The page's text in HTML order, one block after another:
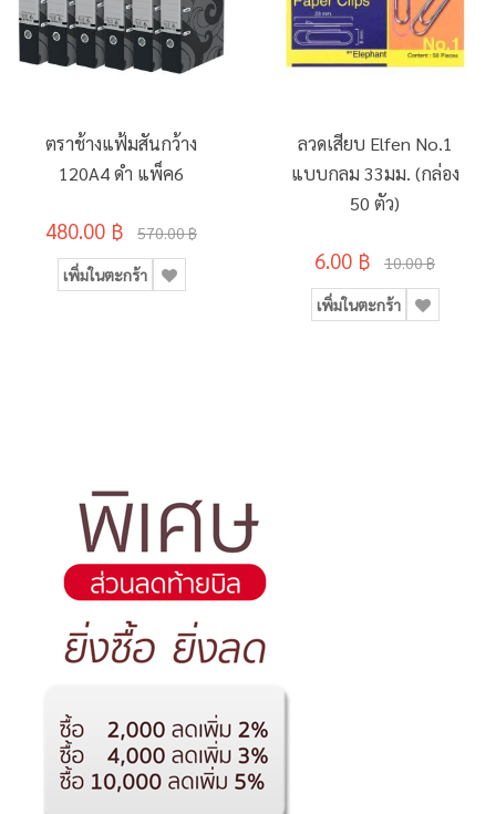
ตราช้างแฟ้มสันกว้าง
120A4 ดำ แพ็ค6
480.00 ฿ 570.00 ฿
เพิ่มในตะกร้า
ลวดเสียบ Elfen No.1
แบบกลม 33มม. (กล่อง
50 ตัว)
6.00 ฿ 10.00 ฿
เพิ่มในตะกร้า